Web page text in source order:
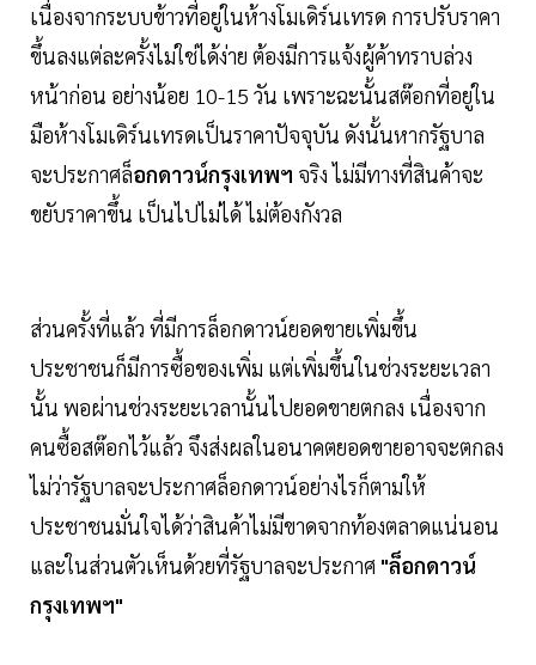
เนื่องจากระบบข้าวที่อยู่ในห้างโมเดิร์นเทรด การปรับราคา
ขึ้นลงแต่ละครั้งไม่ใช่ได้ง่าย ต้องมีการแจ้งผู้ค้าทราบล่วง
หน้าก่อน อย่างน้อย 10-15 วัน เพราะฉะนั้นสต๊อกที่อยู่ใน
มือห้างโมเดิร์นเทรดเป็นราคาปัจจุบัน ดังนั้นหากรัฐบาล
จะประกาศล็อกดาวน์กรุงเทพฯ จริง ไม่มีทางที่สินค้าจะ
ขยับราคาขึ้น เป็นไปไม่ได้ ไม่ต้องกังวล
ส่วนครั้งที่แล้ว ที่มีการล็อกดาวน์ยอดขายเพิ่มขึ้น
ประชาชนก็มีการซื้อของเพิ่ม แต่เพิ่มขึ้นในช่วงระยะเวลา
นั้น พอผ่านช่วงระยะเวลานั้นไปยอดขายตกลง เนื่องจาก
คนซื้อสต๊อกไว้แล้ว จึงส่งผลในอนาคตยอดขายอาจจะตกลง
ไม่ว่ารัฐบาลจะประกาศล็อกดาวน์อย่างไรก็ตามให้
ประชาชนมั่นใจได้ว่าสินค้าไม่มีขาดจากท้องตลาดแน่นอน
และในส่วนตัวเห็นด้วยที่รัฐบาลจะประกาศ "ล็อกดาวน์
กรุงเทพฯ"